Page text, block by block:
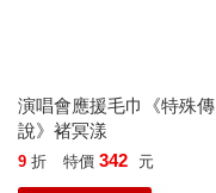
演唱會應援毛巾《特殊傳
說》褚冥漾
9 折 特價 342 元